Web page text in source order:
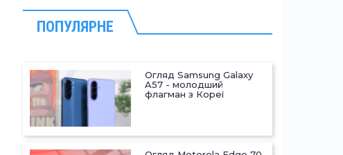
ПОПУЛЯРНЕ
Огляд Samsung Galaxy
A57 - молодший
флагман з Кореї